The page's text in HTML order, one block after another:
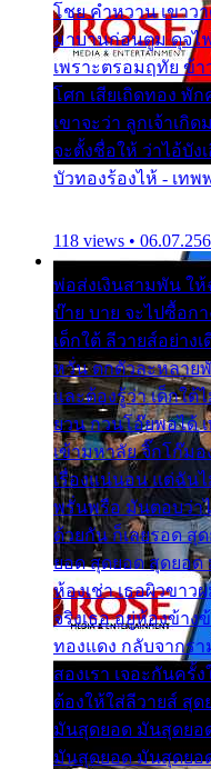
โชย คำหวาน เขาว
มาบานก่อนตูม ดุจไ
เพราะตรอมฤทัย ข้า
โศก เสียเถิดทอง พั
เขาจะว่า ลูกเจ้าเกิ
จะตั้งชื่อให้ ว่าไอ้บัง
บัวทองร้องไห้ - เทพ
118 views •
พ่อส่งเงินสามพัน ใ
บ๊าย บาย จะไปซื้อกา
เด็กใต้ ลีวายส์อย่าง
หวั่น ตกตัวละหลาย
และต้องรู้ว่า เด็กใต้
ยวน กวนโอ๊ยพอได้
เข้ามหาลัย จิ๊กโก๊ม
เรื่องแน่นอน แต่ฉัน
พรั่นพรือ มันตอบว่าไ
ด้วยกัน ก็เลยรอด สุ
ยอด สุดยอด สุดยอ
ห้องเช่า เธอผิวขาว
จริงเธอ อยู่ห้องข้าง
ทองแดง กลับจากร
สองเรา เจอะกันครั้
ต้องให้ใส่ลีวายส์ สุ
มันสุดยอด มันสุดยอ
มันสุดยอด มันสุดยอ